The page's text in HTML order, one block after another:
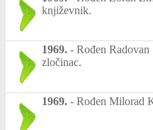
književnik.
1969. - Rođen Radovan
zločinac.
1969. - Rođen Milorad